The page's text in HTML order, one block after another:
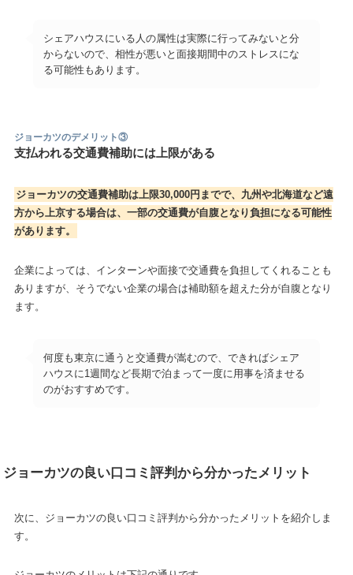
シェアハウスにいる人の属性は実際に行ってみないと分
からないので、相性が悪いと面接期間中のストレスにな
る可能性もあります。
ジョーカツのデメリット③
支払われる交通費補助には上限がある
ジョーカツの交通費補助は上限30,000円までで、九州や北海道など遠
方から上京する場合は、一部の交通費が自腹となり負担になる可能性
があります。
企業によっては、インターンや面接で交通費を負担してくれることも
ありますが、そうでない企業の場合は補助額を超えた分が自腹となり
ます。
何度も東京に通うと交通費が嵩むので、できればシェア
ハウスに1週間など長期で泊まって一度に用事を済ませる
のがおすすめです。
ジョーカツの良い口コミ評判から分かったメリット
次に、ジョーカツの良い口コミ評判から分かったメリットを紹介しま
す。